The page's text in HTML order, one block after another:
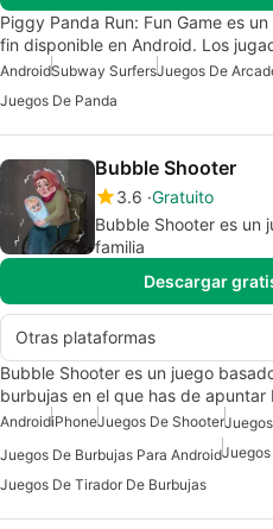
Piggy Panda Run: Fun Game es
fin disponible en Android. Los
AndroidSubway SurfersJuegos De
Juegos De Panda
Bubble Shooter
3.6 Gratuito
Bubble Shooter es un
familia
Descargar
Otras plataformas
Bubble Shooter es un juego
burbujas en el que has de
AndroidiPhoneJuegos De Shooter
Juegos De Burbujas Para AndroidJuegos
Juegos De Tirador De Burbujas